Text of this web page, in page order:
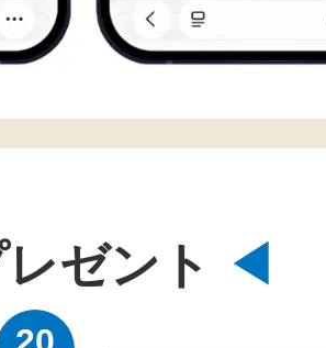
ゼント